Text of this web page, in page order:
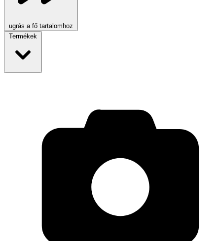
ugrás a fő tartalomhoz
Termékek